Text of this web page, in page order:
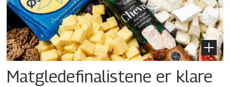
Matgledefinalistene er klare